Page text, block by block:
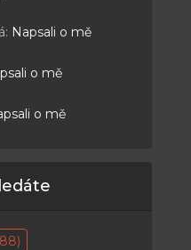
: Napsali o mě
o mě
o mě